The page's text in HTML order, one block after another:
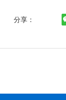
分享：